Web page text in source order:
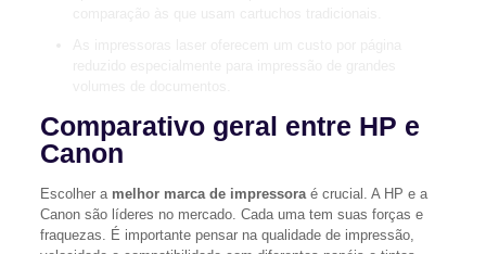
Comparativo geral entre HP e
Canon
Escolher a melhor marca de impressoraé crucial. A HP e a
Canon são líderes no mercado. Cada uma tem suas forças e
fraquezas. É importante pensar na qualidade de impressão,